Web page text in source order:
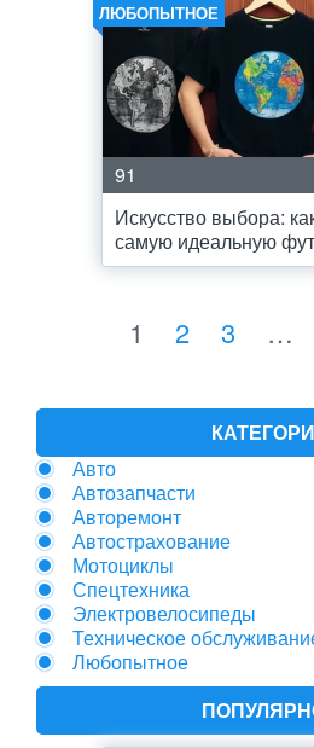
ЛЮБОПЫТНОЕ
91
Искусство выбора:
самую идеальную
1 2 3 …
Авто
Автозапчасти
Авторемонт
Автострахование
Мотоциклы
Спецтехника
Электровелосипеды
Техническое
Любопытное